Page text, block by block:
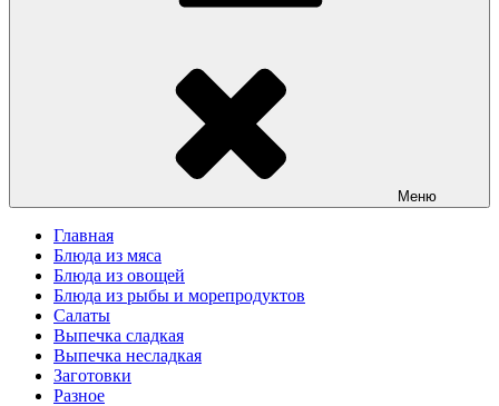
Меню
Главная
Блюда из мяса
Блюда из овощей
Блюда из рыбы и морепродуктов
Салаты
Выпечка сладкая
Выпечка несладкая
Заготовки
Разное